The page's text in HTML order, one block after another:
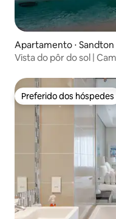
Apartamento ⋅ Sandton
Vista do pôr do sol |
Preferido dos hóspedes
Preferido dos hóspedes